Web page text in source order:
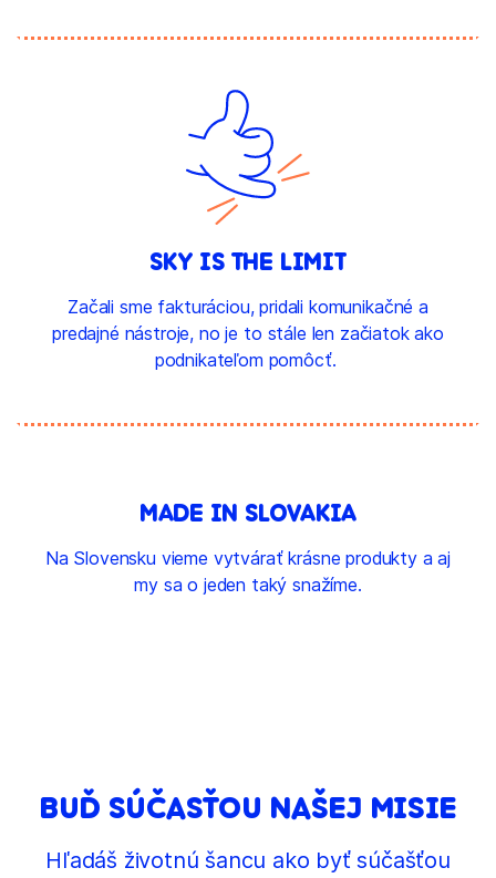
SKY IS THE LIMIT
Začali sme fakturáciou, pridali komunikačné a
predajné nástroje, no je to stále len začiatok ako
podnikateľom pomôcť.
MADE IN SLOVAKIA
Na Slovensku vieme vytvárať krásne produkty a aj
my sa o jeden taký snažíme.
BUĎ SÚČASŤOU NAŠEJ MISIE
Hľadáš životnú šancu ako byť súčašťou